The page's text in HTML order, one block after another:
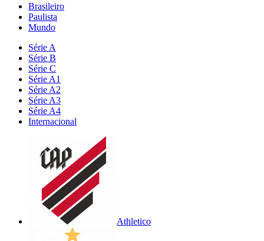
Brasileiro
Paulista
Mundo
Série A
Série B
Série C
Série A1
Série A2
Série A3
Série A4
Internacional
Athletico